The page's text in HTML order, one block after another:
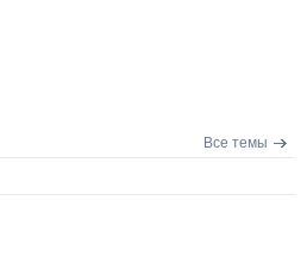
Все темы